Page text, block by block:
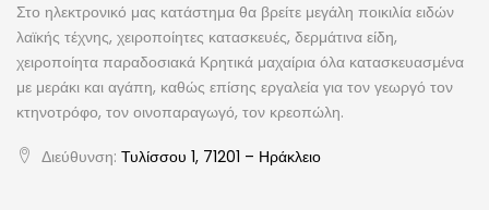
Στο ηλεκτρονικό μας κατάστημα θα βρείτε μεγάλη ποικιλία ειδών
λαϊκής τέχνης, χειροποίητες κατασκευές, δερμάτινα είδη,
χειροποίητα παραδοσιακά Κρητικά μαχαίρια όλα κατασκευασμένα
με μεράκι και αγάπη, καθώς επίσης εργαλεία για τον γεωργό τον
κτηνοτρόφο, τον οινοπαραγωγό, τον κρεοπώλη.
Διεύθυνση: Τυλίσσου 1, 71201 – Ηράκλειο